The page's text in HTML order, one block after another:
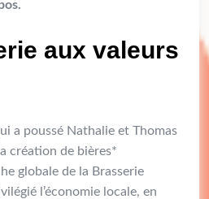
aux valeurs
a poussé Nathalie et Thomas
création de bières*
globale de la Brasserie
l’économie locale, en